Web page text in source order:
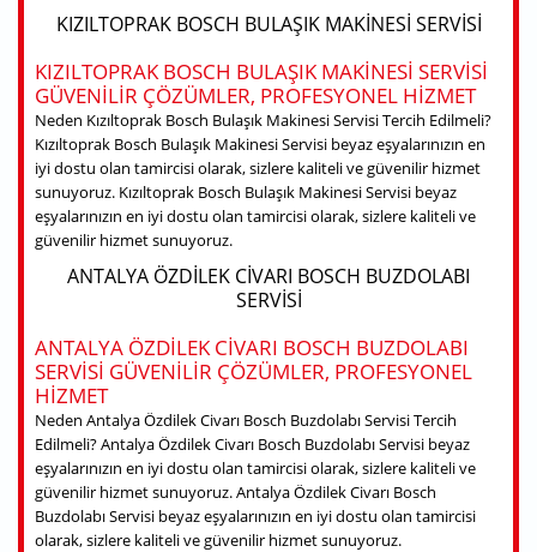
KIZILTOPRAK BOSCH BULAŞIK MAKINESI SERVISI
KIZILTOPRAK BOSCH BULAŞIK MAKINESI SERVISI
GÜVENILIR ÇÖZÜMLER, PROFESYONEL HIZMET
Neden Kızıltoprak Bosch Bulaşık Makinesi Servisi Tercih Edilmeli?
Kızıltoprak Bosch Bulaşık Makinesi Servisi beyaz eşyalarınızın en
iyi dostu olan tamircisi olarak, sizlere kaliteli ve güvenilir hizmet
sunuyoruz. Kızıltoprak Bosch Bulaşık Makinesi Servisi beyaz
eşyalarınızın en iyi dostu olan tamircisi olarak, sizlere kaliteli ve
güvenilir hizmet sunuyoruz.
ANTALYA ÖZDILEK CIVARI BOSCH BUZDOLABI
SERVISI
ANTALYA ÖZDILEK CIVARI BOSCH BUZDOLABI
SERVISI GÜVENILIR ÇÖZÜMLER, PROFESYONEL
HIZMET
Neden Antalya Özdilek Civarı Bosch Buzdolabı Servisi Tercih
Edilmeli? Antalya Özdilek Civarı Bosch Buzdolabı Servisi beyaz
eşyalarınızın en iyi dostu olan tamircisi olarak, sizlere kaliteli ve
güvenilir hizmet sunuyoruz. Antalya Özdilek Civarı Bosch
Buzdolabı Servisi beyaz eşyalarınızın en iyi dostu olan tamircisi
olarak, sizlere kaliteli ve güvenilir hizmet sunuyoruz.